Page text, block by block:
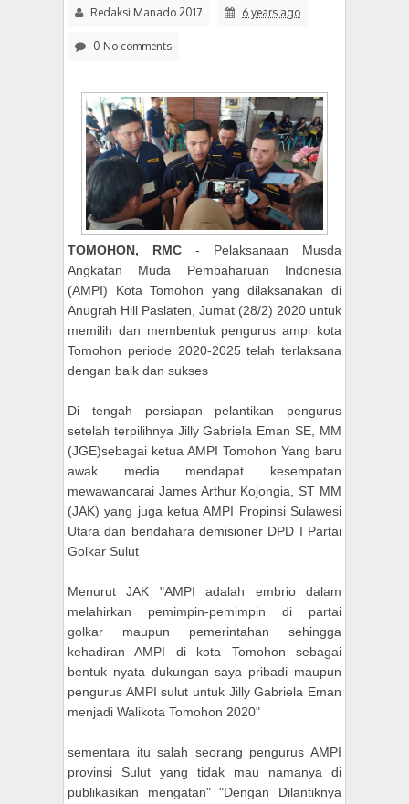
Redaksi Manado 2017 6 years ago
0 No comments
TOMOHON, RMC - Pelaksanaan Musda
Angkatan Muda Pembaharuan Indonesia
(AMPI) Kota Tomohon yang dilaksanakan di
Anugrah Hill Paslaten, Jumat (28/2) 2020 untuk
memilih dan membentuk pengurus ampi kota
Tomohon periode 2020-2025 telah terlaksana
dengan baik dan sukses
Di tengah persiapan pelantikan pengurus
setelah terpilihnya Jilly Gabriela Eman SE, MM
(JGE)sebagai ketua AMPI Tomohon Yang baru
awak media mendapat kesempatan
mewawancarai James Arthur Kojongia, ST MM
(JAK) yang juga ketua AMPI Propinsi Sulawesi
Utara dan bendahara demisioner DPD I Partai
Golkar Sulut
Menurut JAK "AMPI adalah embrio dalam
melahirkan pemimpin-pemimpin di partai
golkar maupun pemerintahan sehingga
kehadiran AMPI di kota Tomohon sebagai
bentuk nyata dukungan saya pribadi maupun
pengurus AMPI sulut untuk Jilly Gabriela Eman
menjadi Walikota Tomohon 2020"
sementara itu salah seorang pengurus AMPI
provinsi Sulut yang tidak mau namanya di
publikasikan mengatan" "Dengan Dilantiknya